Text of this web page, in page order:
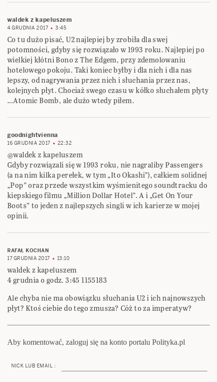
waldek z kapeluszem
4 GRUDNIA 2017 3:45
Co tu dużo pisać, U2 najlepiej by zrobiła dla swej
potomności, gdyby się rozwiązało w 1993 roku. Najlepiej po
wielkiej kłótni Bono z The Edgem, przy zdemolowaniu
hotelowego pokoju. Taki koniec byłby i dla nich i dla nas
lepszy, od nagrywania przez nich i słuchania przez nas,
kolejnych płyt. Chociaż swego czasu w kółko słuchałem płyty
…Atomic Bomb, ale dużo wtedy piłem.
goodnightvienna
16 GRUDNIA 2017 22:32
@waldek z kapeluszem
Gdyby rozwiązali się w 1993 roku, nie nagraliby Passengers
(a na nim kilka perełek, w tym „Ito Okashi”), całkiem solidnej
„Pop” oraz przede wszystkim wyśmienitego soundtracku do
kiepskiego filmu „Million Dollar Hotel”. A i „Get On Your
Boots” to jeden z najlepszych singli w ich karierze w mojej
opinii.
RAFAŁ KOCHAN
17 GRUDNIA 2017
13:10
waldek z kapeluszem
4 grudnia o godz. 3:45 1155183
Ale chyba nie ma obowiązku słuchania U2 i ich najnowszych
płyt? Ktoś ciebie do tego zmusza? Cóż to za imperatyw?
Aby komentować, zaloguj się na konto portalu Polityka.pl
NICK LUB EMAIL :